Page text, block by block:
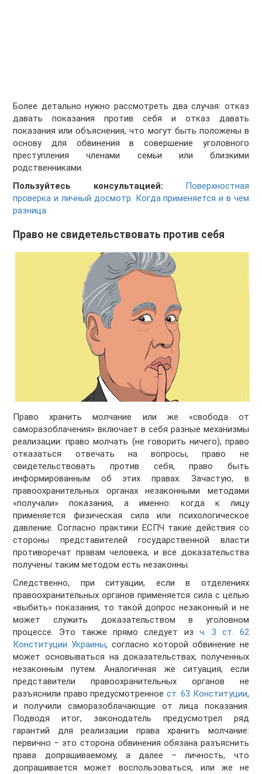
Более детально нужно рассмотреть два случая: отказ
давать показания против себя и отказ давать
показания или объяснения, что могут быть положены в
основу для обвинения в совершение уголовного
преступления членами семьи или близкими
родственниками.
Пользуйтесь консультацией:
Поверхностная
проверка и личный досмотр. Когда применяется и в чем
разница
Право не свидетельствовать против себя
Право хранить молчание или же «свобода от
саморазоблачения» включает в себя разные механизмы
реализации: право молчать (не говорить ничего), право
отказаться отвечать на вопросы, право не
свидетельствовать против себя, право быть
информированным об этих правах. Зачастую, в
правоохранительных органах незаконными методами
«получали» показания, а именно: когда к лицу
применяется физическая сила или психологическое
давление. Согласно практики ЕСПЧ такие действия со
стороны представителей государственной власти
противоречат правам человека, и все доказательства
получены таким методом есть незаконны.
Следственно, при ситуации, если в отделениях
правоохранительных органов применяется сила с целью
«выбить» показания, то такой допрос незаконный и не
может служить доказательством в уголовном
процессе. Это также прямо следует из ч. 3 ст. 62
Конституции Украины, согласно которой обвинение не
может основываться на доказательствах, полученных
незаконным путем. Аналогичная же ситуация, если
представители правоохранительных органов не
разъяснили право предусмотренное ст. 63 Конституции,
и получили саморазоблачающие от лица показания.
Подводя итог, законодатель предусмотрел ряд
гарантий для реализации права хранить молчание:
первично – это сторона обвинения обязана разъяснить
права допрашиваемому, а далее – личность, что
допрашивается может воспользоваться, или же не